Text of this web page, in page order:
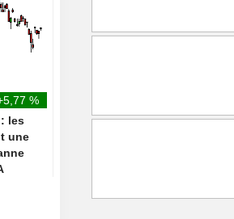
%
les
une
technologiques, occultant la